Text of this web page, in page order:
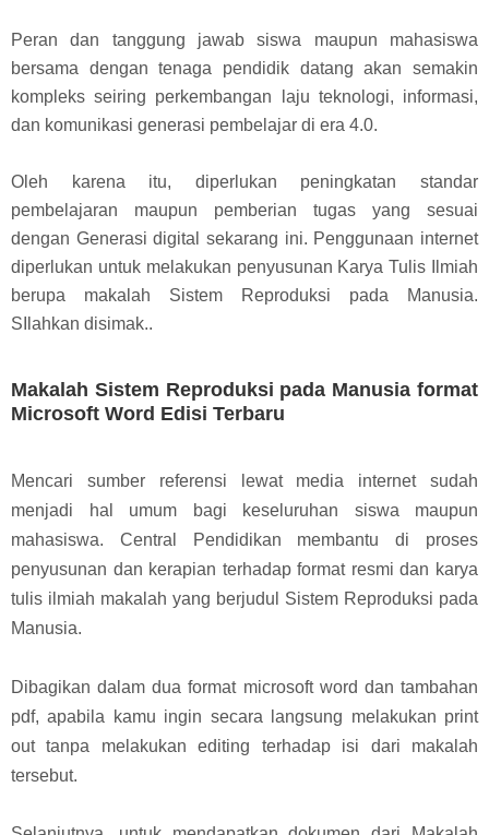
Peran dan tanggung jawab siswa maupun mahasiswa
bersama dengan tenaga pendidik datang akan semakin
kompleks seiring perkembangan laju teknologi, informasi,
dan komunikasi generasi pembelajar di era 4.0.
Oleh karena itu, diperlukan peningkatan standar
pembelajaran maupun pemberian tugas yang sesuai
dengan Generasi digital sekarang ini. Penggunaan internet
diperlukan untuk melakukan penyusunan Karya Tulis Ilmiah
berupa makalah Sistem Reproduksi pada Manusia.
SIlahkan disimak..
Makalah Sistem Reproduksi pada Manusia format
Microsoft Word Edisi Terbaru
Mencari sumber referensi lewat media internet sudah
menjadi hal umum bagi keseluruhan siswa maupun
mahasiswa. Central Pendidikan membantu di proses
penyusunan dan kerapian terhadap format resmi dan karya
tulis ilmiah makalah yang berjudul Sistem Reproduksi pada
Manusia.
Dibagikan dalam dua format microsoft word dan tambahan
pdf, apabila kamu ingin secara langsung melakukan print
out tanpa melakukan editing terhadap isi dari makalah
tersebut.